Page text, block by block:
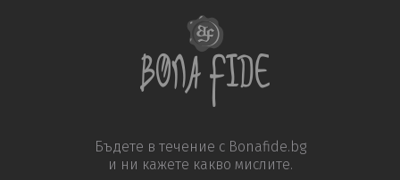
Бъдете в течение с Bonafide.bg
и ни кажете какво мислите.